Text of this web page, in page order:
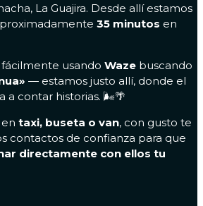
La Guajira. Desde allí estamos
35 minutos en
usandoWaze buscando
— estamos justo allí, donde el
a contar historias. 🌬️🌴
entaxi, buseta o van, con gusto te
contactos de confianza para que
directamente con ellos tu